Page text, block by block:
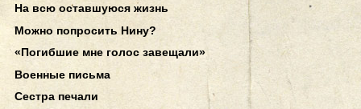
На всю оставшуюся жизнь
Можно попросить Нину?
«Погибшие мне голос завещали»
Военные письма
Сестра печали